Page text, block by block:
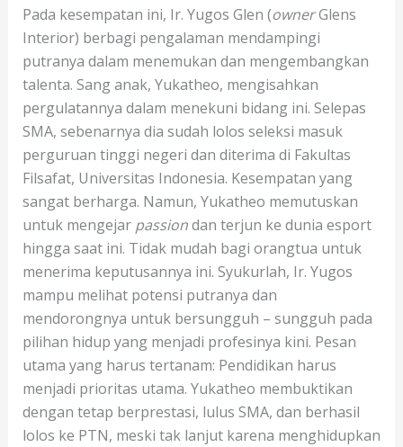
Pada kesempatan ini, Ir. Yugos Glen (ownerGlens
Interior) berbagi pengalaman mendampingi
putranya dalam menemukan dan mengembangkan
talenta. Sang anak, Yukatheo, mengisahkan
pergulatannya dalam menekuni bidang ini. Selepas
SMA, sebenarnya dia sudah lolos seleksi masuk
perguruan tinggi negeri dan diterima di Fakultas
Filsafat, Universitas Indonesia. Kesempatan yang
sangat berharga. Namun, Yukatheo memutuskan
untuk mengejar passiondan terjun ke dunia esport
hingga saat ini. Tidak mudah bagi orangtua untuk
menerima keputusannya ini. Syukurlah, Ir. Yugos
mampu melihat potensi putranya dan
mendorongnya untuk bersungguh – sungguh pada
pilihan hidup yang menjadi profesinya kini. Pesan
utama yang harus tertanam: Pendidikan harus
menjadi prioritas utama. Yukatheo membuktikan
dengan tetap berprestasi, lulus SMA, dan berhasil
lolos ke PTN, meski tak lanjut karena menghidupkan